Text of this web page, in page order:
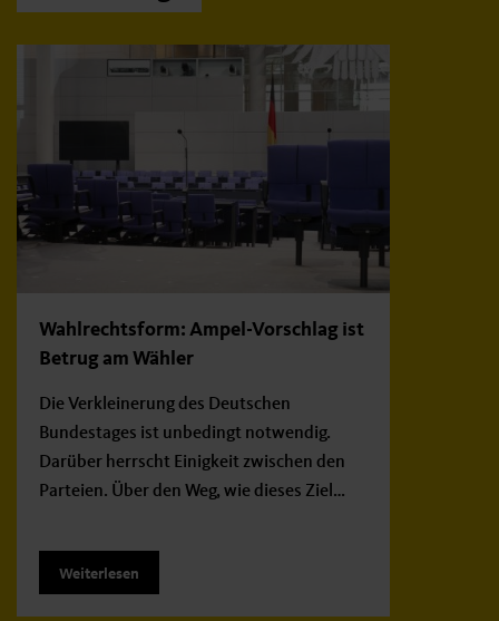
Wahlrechtsform: Ampel-Vorschlag ist
Betrug am Wähler
Die Verkleinerung des Deutschen
Bundestages ist unbedingt notwendig.
Darüber herrscht Einigkeit zwischen den
Parteien. Über den Weg, wie dieses Ziel…
Weiterlesen